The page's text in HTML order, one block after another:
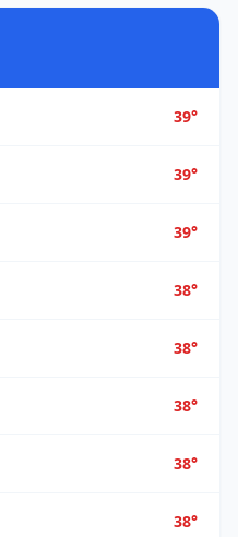
39°
39°
39°
38°
38°
38°
38°
38°